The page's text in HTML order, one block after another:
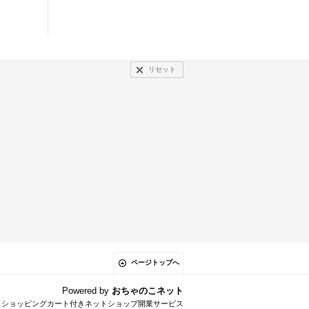
リセット
ページトップへ
Powered by おちゃのこネット
ョッピングカート付きネットショップ開業サービス